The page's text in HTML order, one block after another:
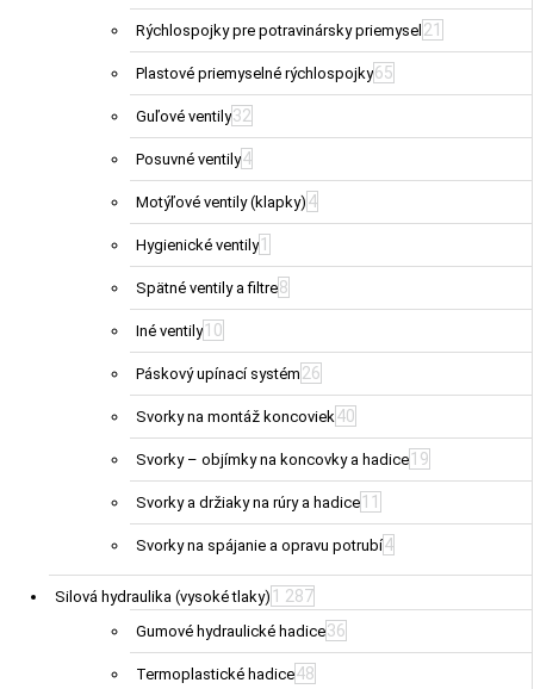
Rýchlospojky pre potravinársky priemysel 21
Plastové priemyselné rýchlospojky65
Guľové ventily32
Posuvné ventily4
Motýľové ventily (klapky) 4
Hygienické ventily 1
Spätné ventily a filtre8
Iné ventily 10
Páskový upínací systém 26
Svorky na montáž koncoviek40
Svorky – objímky na koncovky a hadice 19
Svorky a držiaky na rúry a hadice 11
Svorky na spájanie a opravu potrubí4
Silová hydraulika (vysoké tlaky) 1 287
Gumové hydraulické hadice36
Termoplastické hadice48